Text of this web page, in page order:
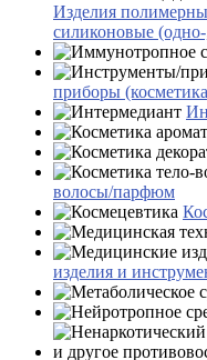
Изделия
силиконовые
приборы
волосы/парфюм
изделия и